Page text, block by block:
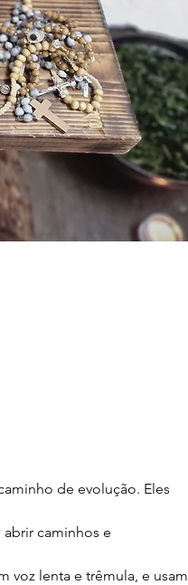
de evolução. Eles
abrir caminhos e
voz lenta e trêmula, e usam